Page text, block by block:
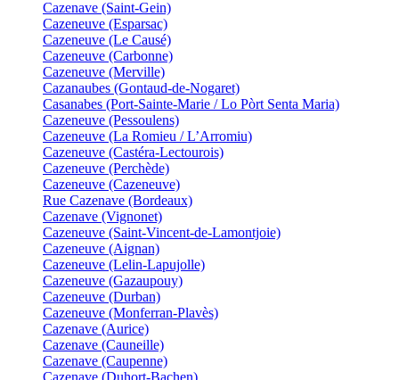
Cazenave (Saint-Gein)
Cazeneuve (Esparsac)
Cazeneuve (Le Causé)
Cazeneuve (Carbonne)
Cazeneuve (Merville)
Cazanaubes (Gontaud-de-Nogaret)
Casanabes (Port-Sainte-Marie / Lo Pòrt Senta Maria)
Cazeneuve (Pessoulens)
Cazeneuve (La Romieu / L’Arromiu)
Cazeneuve (Castéra-Lectourois)
Cazeneuve (Perchède)
Cazeneuve (Cazeneuve)
Rue Cazenave (Bordeaux)
Cazenave (Vignonet)
Cazeneuve (Saint-Vincent-de-Lamontjoie)
Cazeneuve (Aignan)
Cazeneuve (Lelin-Lapujolle)
Cazeneuve (Gazaupouy)
Cazeneuve (Durban)
Cazeneuve (Monferran-Plavès)
Cazenave (Aurice)
Cazenave (Cauneille)
Cazenave (Caupenne)